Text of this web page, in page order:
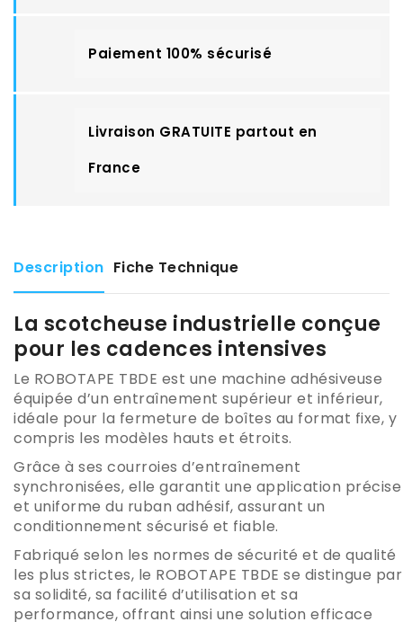
Paiement 100% sécurisé
Livraison GRATUITE partout en
France
Description Fiche Technique
La scotcheuse industrielle conçue
pour les cadences intensives
Le ROBOTAPE TBDE est une machine adhésiveuse
équipée d’un entraînement supérieur et inférieur,
idéale pour la fermeture de boîtes au format fixe, y
compris les modèles hauts et étroits.
Grâce à ses courroies d’entraînement
synchronisées, elle garantit une application précise
et uniforme du ruban adhésif, assurant un
conditionnement sécurisé et fiable.
Fabriqué selon les normes de sécurité et de qualité
les plus strictes, le ROBOTAPE TBDE se distingue par
sa solidité, sa facilité d’utilisation et sa
performance, offrant ainsi une solution efficace